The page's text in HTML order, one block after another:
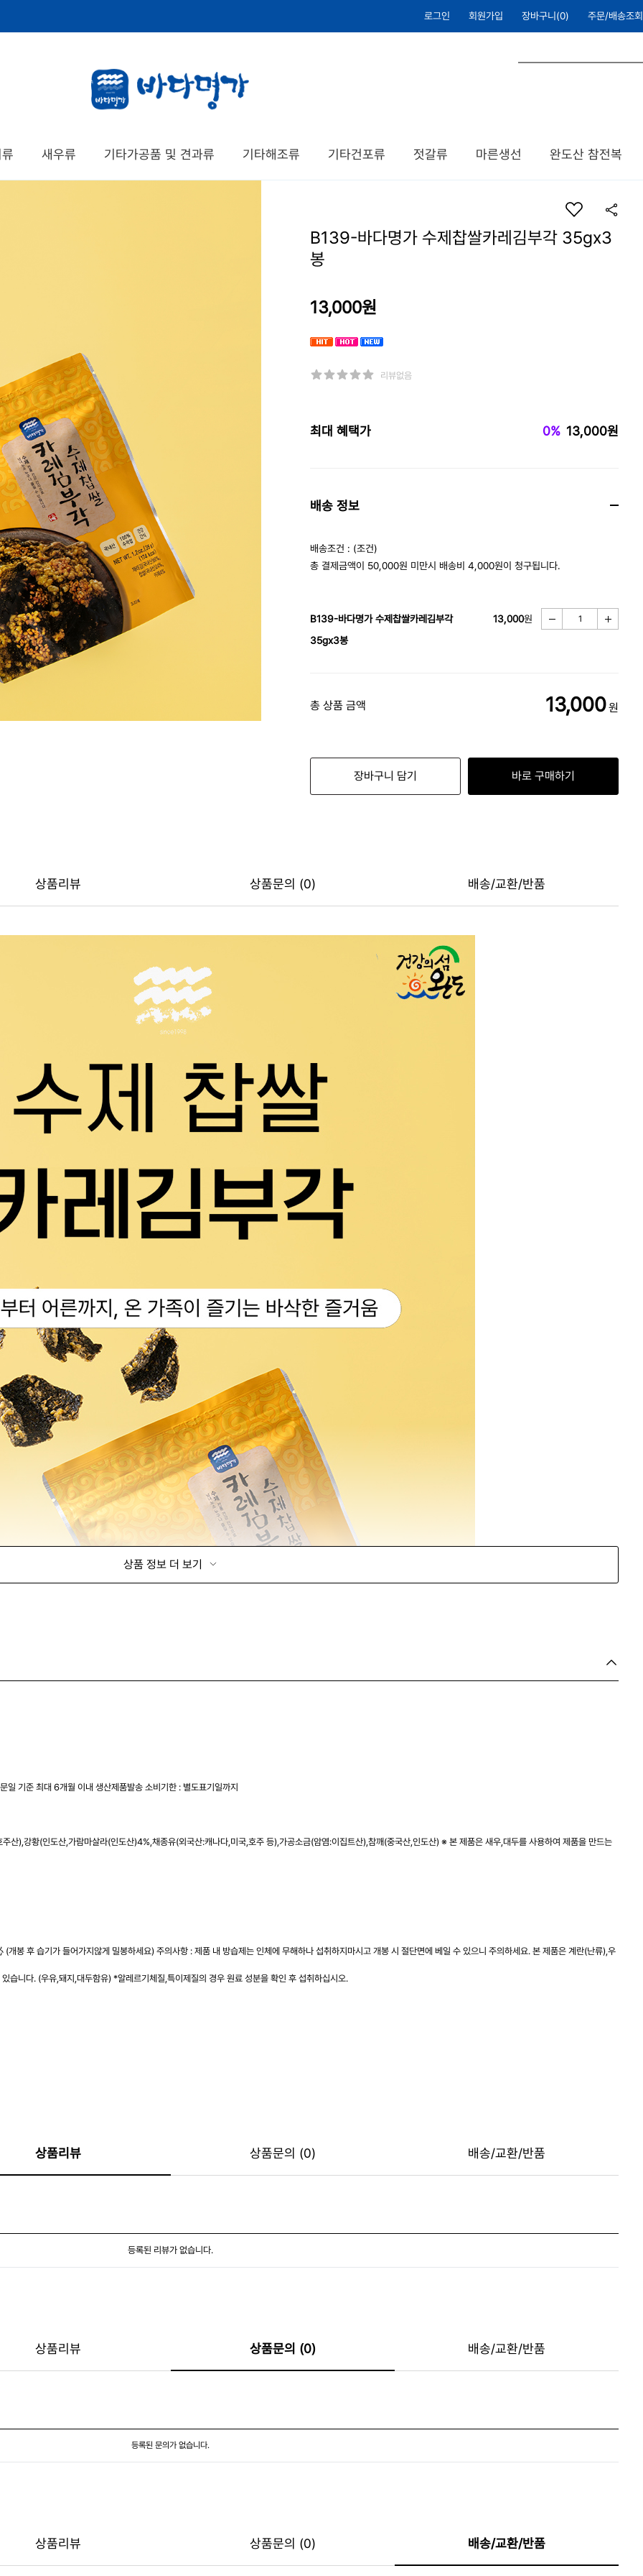
로그인 회원가입 장바구니(0) 주문/배송조회
새우류 기타가공품 및 견과류 기타해조류 기타건포류 젓갈류 마른생선 완도산 참전복
B139-바다명가 수제찹쌀카레김부각 35gx3
봉
13,000원
리뷰없음
최대 혜택가 0% 13,000원
배송 정보
배송조건 : (조건)
총 결제금액이 50,000원 미만시 배송비 4,000원이 청구됩니다.
B139-바다명가 수제찹쌀카레김부각
35gx3봉
13,000원
총 상품 금액 13,000원
장바구니 담기 바로 구매하기
상품리뷰 상품문의 (0) 배송/교환/반품
상품 정보 더 보기
일 기준 최대 6개월 이내 생산제품발송 소비기한 : 별도표기일까지
),강황(인도산,가람마살라(인도산)4%,채종유(외국산:캐나다,미국,호주 등),가공소금(암염:이집트산),참깨(중국산,인도산) ※ 본 제품은 새우,대두를 사용하여 제품을 만드는
봉 후 습기가 들어가지않게 밀봉하세요) 주의사항 : 제품 내 방습제는 인체에 무해하나 섭취하지마시고 개봉 시 절단면에 베일 수 있으니 주의하세요. 본 제품은 계란(난류),우
습니다. (우유,돼지,대두함유) *알레르기체질,특이제질의 경우 원료 성분을 확인 후 섭취하십시오.
상품리뷰 상품문의 (0) 배송/교환/반품
등록된 리뷰가 없습니다.
상품리뷰 상품문의 (0) 배송/교환/반품
등록된 문의가 없습니다.
상품리뷰 상품문의 (0) 배송/교환/반품